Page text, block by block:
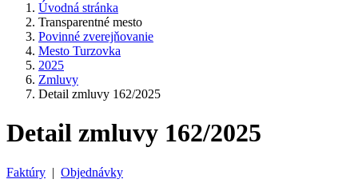
Úvodná stránka
Transparentné mesto
Povinné zverejňovanie
Mesto Turzovka
2025
Zmluvy
Detail zmluvy 162/2025
Detail zmluvy 162/2025
Faktúry | Objednávky